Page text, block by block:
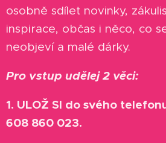
osobně sdílet novinky,
inspirace, občas i něco, co
neobjeví a malé dárky.
Pro vstup udělej 2 věci:
1. ULOŽ SI do svého
608 860 023.